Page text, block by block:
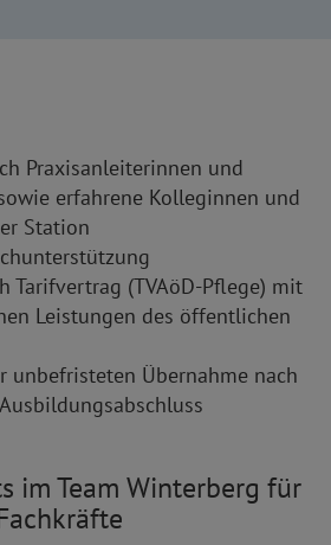
Praxisanleiterinnen und
erfahrene Kolleginnen und
Station
Tarifvertrag (TVAöD-Pflege) mit
Leistungen des öffentlichen
unbefristeten Übernahme nach
im Team Winterberg für